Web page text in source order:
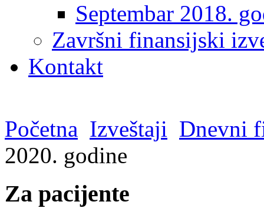
Septembar 2018.
Završni finansijski
Kontakt
Početna Izveštaji Dnevni
2020. godine
Za pacijente